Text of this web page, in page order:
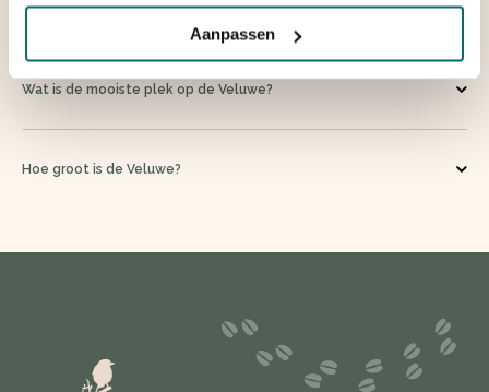
Aanpassen
Welke vakantieparken zijn er op de Veluwe?
Wat is de mooiste plek op de Veluwe?
Hoe groot is de Veluwe?